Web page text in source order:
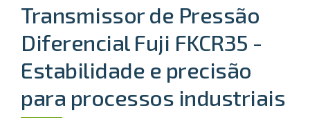
Transmissor de Pressão
Diferencial Fuji FKCR35 -
Estabilidade e precisão
para processos industriais